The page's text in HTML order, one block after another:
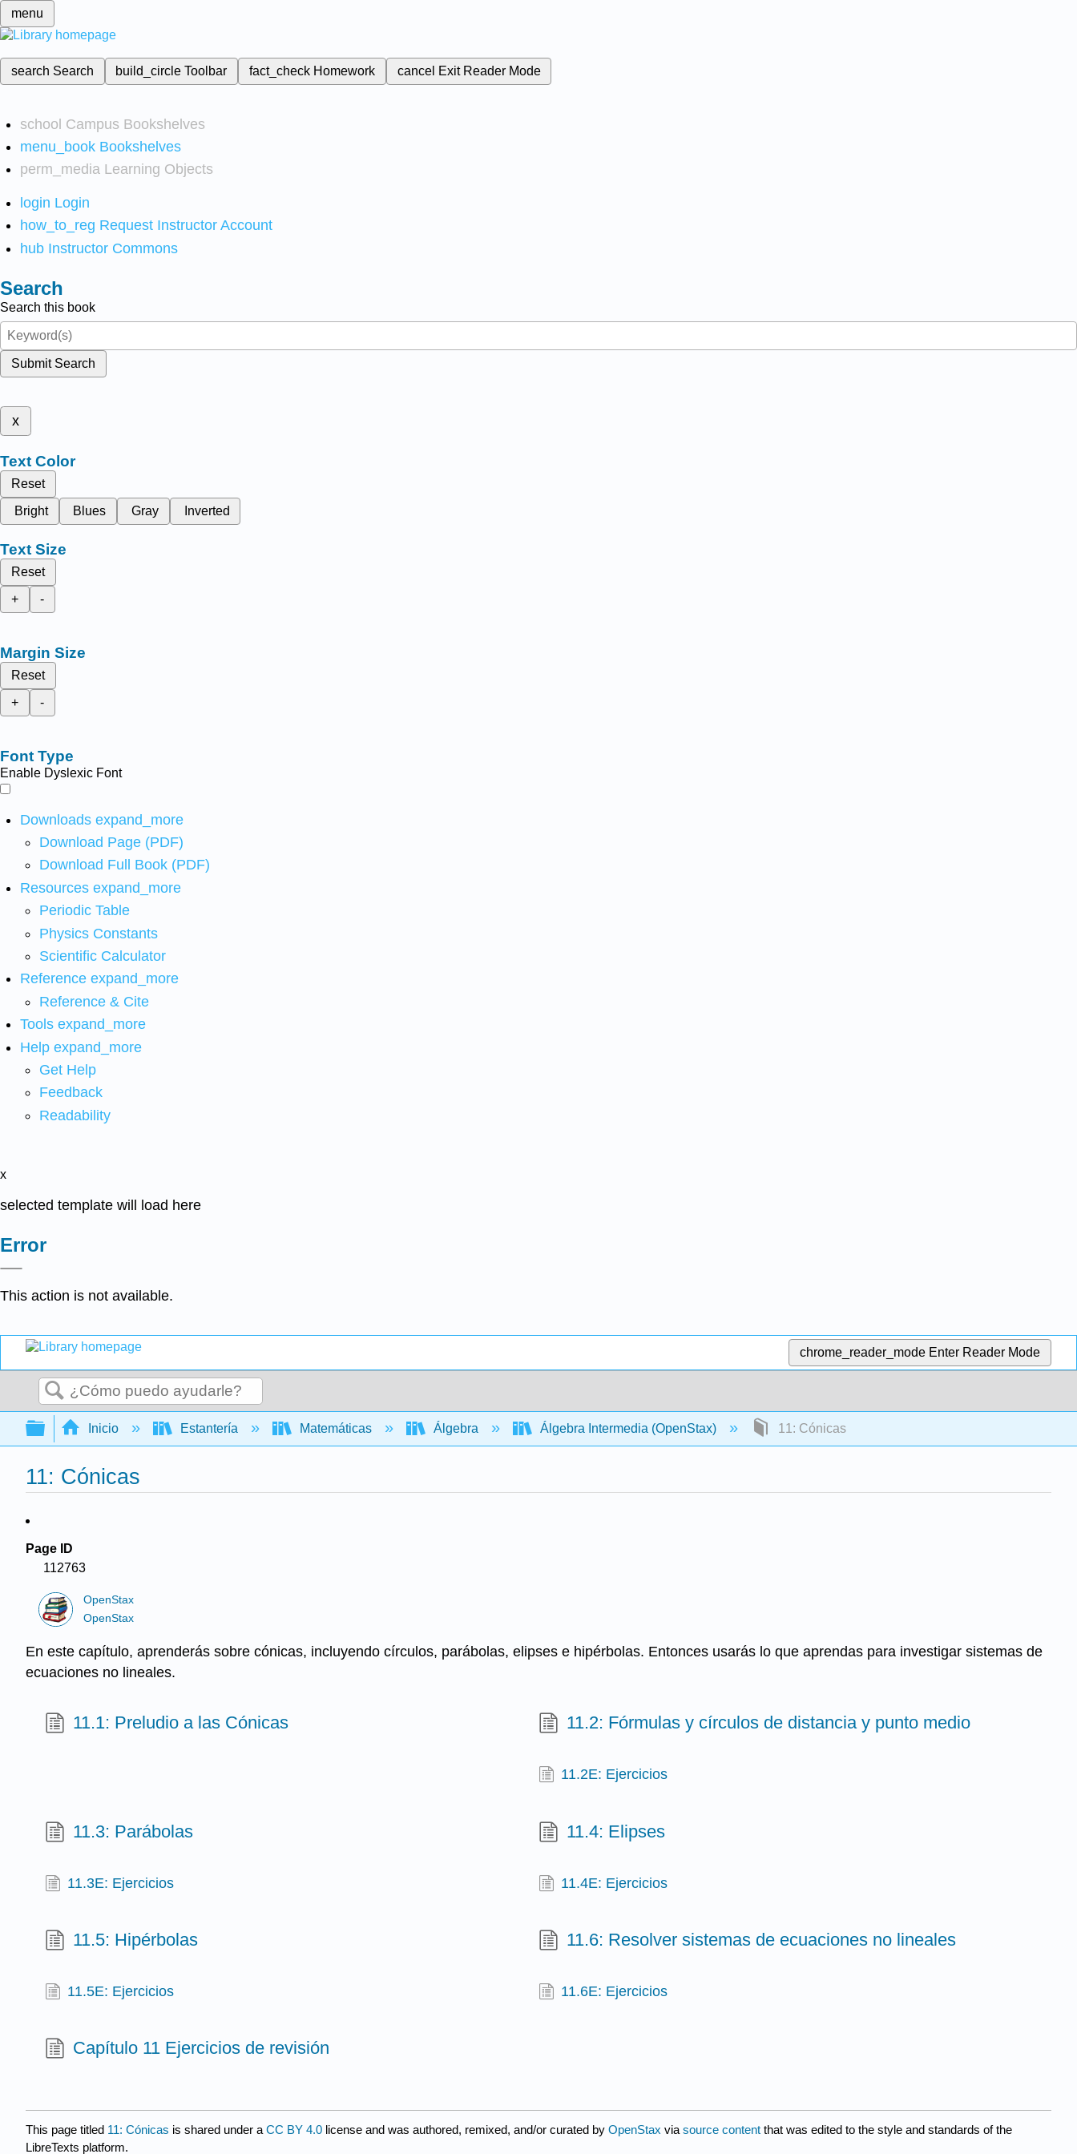
menu
search Search build_circleToolbar fact_check Homework cancel Exit Reader Mode
school Campus Bookshelves
menu_book Bookshelves
perm_media Learning Objects
login Login
how_to_reg Request Instructor Account
hub Instructor Commons
Search
Search this book
Submit Search
x
Text Color
Reset
Bright
Blues Gray Inverted
Text Size
Reset
+
-
Margin Size
Reset
+
-
Font Type
Enable Dyslexic Font
Downloads expand_more
Download Page (PDF)
Download Full Book (PDF)
Resources expand_more
Periodic Table
Physics Constants
Scientific Calculator
Reference expand_more
Reference & Cite
Tools expand_more
Help expand_more
Get Help
Feedback
Readability
x
selected template will load here
Error
This action is not available.
chrome_reader_mode Enter Reader Mode
Buscar
Expandir/contraer jerarquía global
Inicio Estantería Matemáticas Álgebra Álgebra Intermedia (OpenStax) 11: Cónicas
11: Cónicas
Page ID
112763
OpenStax
OpenStax
En este capítulo, aprenderás sobre cónicas, incluyendo círculos, parábolas, elipses e hipérbolas. Entonces usarás lo que aprendas para investigar sistemas de
ecuaciones no lineales.
11.1: Preludio a las Cónicas 11.2: Fórmulas y círculos de distancia y punto medio
11.2E: Ejercicios
11.3: Parábolas
11.3E: Ejercicios
11.4: Elipses
11.4E: Ejercicios
11.5: Hipérbolas
11.5E: Ejercicios
11.6: Resolver sistemas de ecuaciones no lineales
11.6E: Ejercicios
Capítulo 11 Ejercicios de revisión
This page titled 11: Cónicas is shared under a CC BY 4.0 license and was authored, remixed, and/or curated by OpenStax via source content that was edited to the style and standards of the
LibreTexts platform.